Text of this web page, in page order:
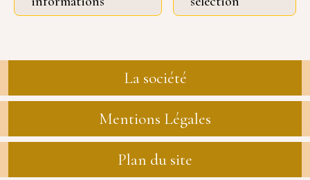
La société
Mentions Légales
Plan du site